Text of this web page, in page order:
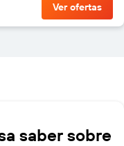
Ver ofertas
saber sobre